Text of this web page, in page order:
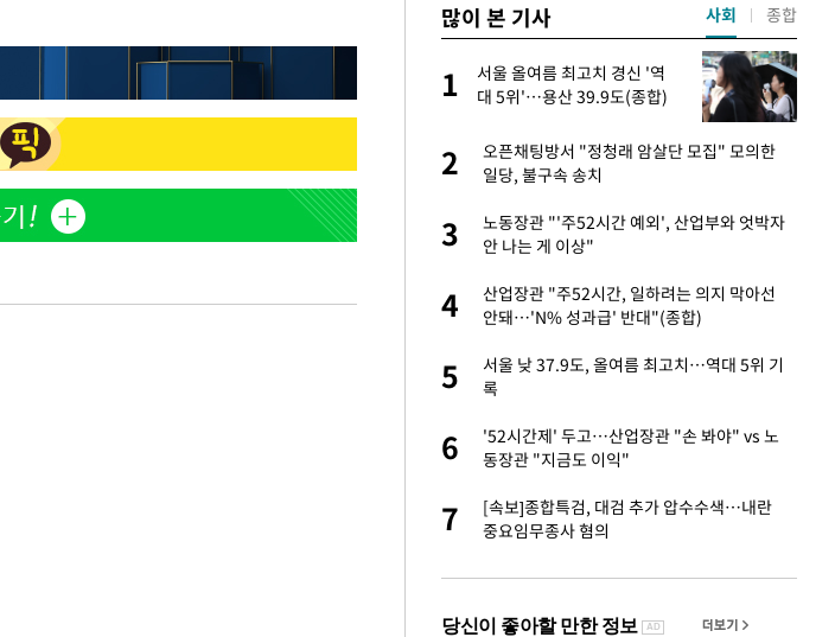
많이 본 기사
이승기 측 "차가원 전세금 미
반환은 고도의 사기 수법…엄
벌 원해"
2
일상 공개
3
김혜수 "우린 돈 받고 일하는 프리랜서…받
는 만큼 해내야"
4
1
서울 올여름 최고치 경신 '역
대 5위'…용산 39.9도(종합)
2
오픈채팅방서 "정청래 암살단 모집" 모의한
일당, 불구속 송치
3
노동장관 "'주52시간 예외', 산업부와 엇박자
안 나는 게 이상"
4
산업장관 "주52시간, 일하려는 의지 막아선
안돼…'N% 성과급' 반대"(종합)
5
서울 낮 37.9도, 올여름 최고치…역대 5위 기
록
6
'52시간제' 두고…산업장관 "손 봐야" vs 노
동장관 "지금도 이익"
7
[속보]종합특검, 대검 추가 압수수색…내란
중요임무종사 혐의
사회 종합